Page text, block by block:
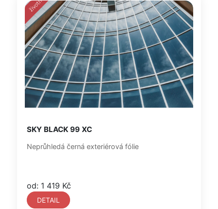
SKY BLACK 99 XC
Neprůhledá černá exteriérová fólie
od: 1 419 Kč
DETAIL